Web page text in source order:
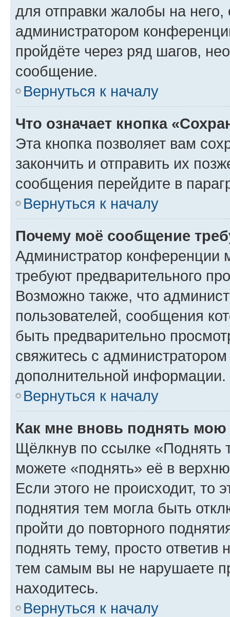
для отправки жалобы на
администратором
пройдёте через ряд шагов,
сообщение.
Вернуться к началу
Что означает кнопка
Эта кнопка позволяет вам
закончить и отправить их
сообщения перейдите в
Вернуться к началу
Почему моё сообщение
Администратор конференции
требуют предварительного
Возможно также, что
пользователей, сообщения
быть предварительно
свяжитесь с
дополнительной информации.
Вернуться к началу
Как мне вновь поднять мою
Щёлкнув по ссылке «Поднять
можете «поднять» её в
Если этого не происходит, то
поднятия тем могла быть
пройти до повторного
поднять тему, просто ответив
тем самым вы не нарушаете
находитесь.
Вернуться к началу